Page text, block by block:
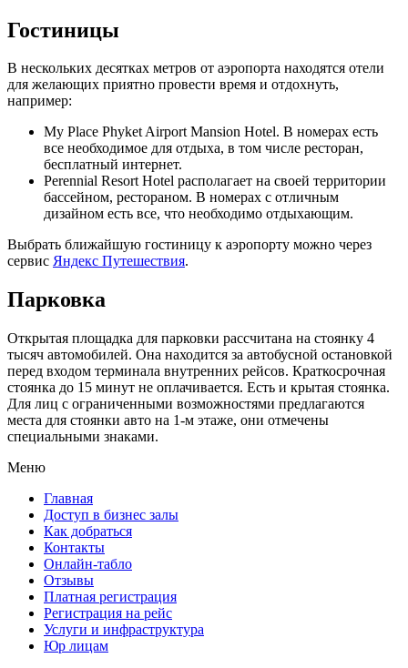
Гостиницы
В нескольких десятках метров от аэропорта находятся отели
для желающих приятно провести время и отдохнуть,
например:
My Place Phyket Airport Mansion Hotel. В номерах есть
все необходимое для отдыха, в том числе ресторан,
бесплатный интернет.
Perennial Resort Hotel располагает на своей территории
бассейном, рестораном. В номерах с отличным
дизайном есть все, что необходимо отдыхающим.
Выбрать ближайшую гостиницу к аэропорту можно через
сервис Яндекс Путешествия.
Парковка
Открытая площадка для парковки рассчитана на стоянку 4
тысяч автомобилей. Она находится за автобусной остановкой
перед входом терминала внутренних рейсов. Краткосрочная
стоянка до 15 минут не оплачивается. Есть и крытая стоянка.
Для лиц с ограниченными возможностями предлагаются
места для стоянки авто на 1-м этаже, они отмечены
специальными знаками.
Меню
Главная
Доступ в бизнес залы
Как добраться
Контакты
Онлайн-табло
Отзывы
Платная регистрация
Регистрация на рейс
Услуги и инфраструктура
Юр лицам